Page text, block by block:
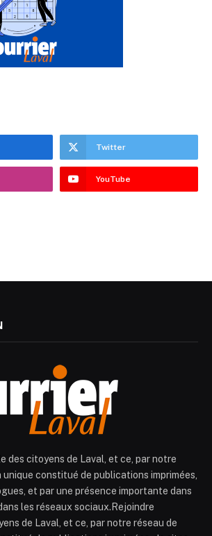
Twitter
YouTube
des citoyens de Laval, et ce, par notre
constitué de publications imprimées,
et par une présence importante dans
les réseaux sociaux.Rejoindre
de Laval, et ce, par notre réseau de